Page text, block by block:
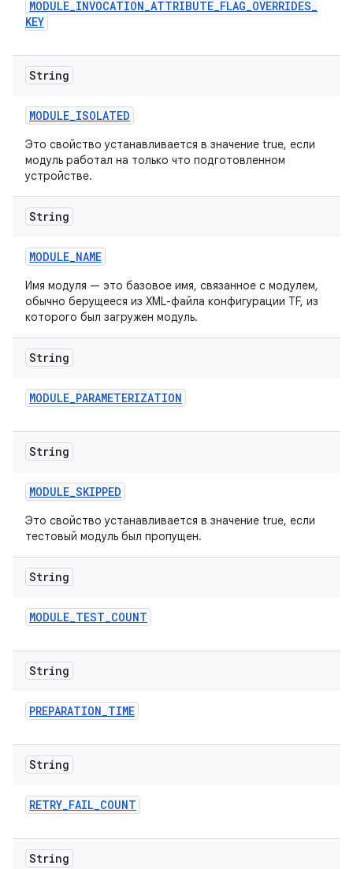
MODULE_INVOCATION_ATTRIBUTE_FLAG_OVERRIDES_
KEY
String
MODULE_ISOLATED
Это свойство устанавливается в значение true, если
модуль работал на только что подготовленном
устройстве.
String
MODULE_NAME
Имя модуля — это базовое имя, связанное с модулем,
обычно берущееся из XML-файла конфигурации TF, из
которого был загружен модуль.
String
MODULE_PARAMETERIZATION
String
MODULE_SKIPPED
Это свойство устанавливается в значение true, если
тестовый модуль был пропущен.
String
MODULE_TEST_COUNT
String
PREPARATION_TIME
String
RETRY_FAIL_COUNT
String